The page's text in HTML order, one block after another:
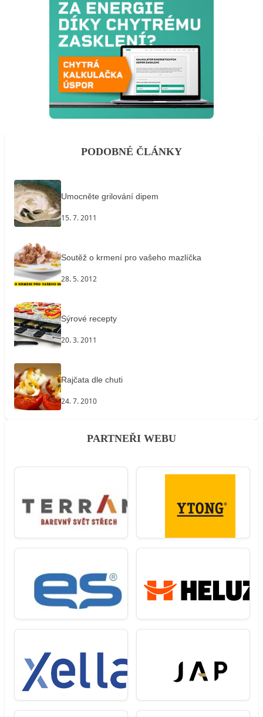
PODOBNÉ ČLÁNKY
Umocněte grilování dipem
15. 7. 2011
Soutěž o krmení pro vašeho mazlíčka
28. 5. 2012
Sýrové recepty
20. 3. 2011
Rajčata dle chuti
24. 7. 2010
PARTNEŘI WEBU